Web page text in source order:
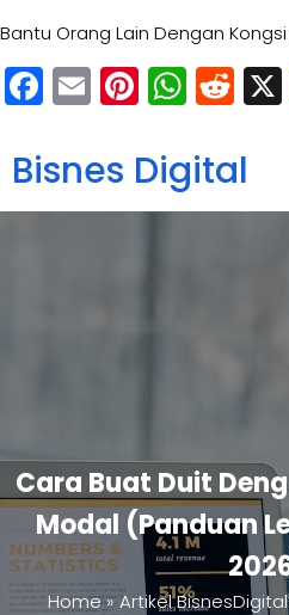
Bantu Orang Lain Dengan Kongsi
Facebook
Email
Bisnes Digital
Cara Buat Duit
Modal (Panduan
Home»Artikel